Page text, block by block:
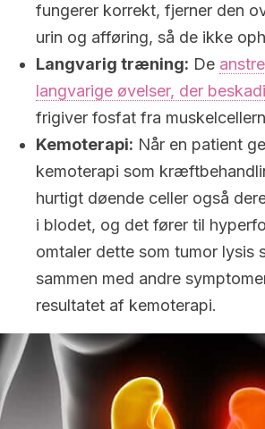
fungerer korrekt, fjerner den
urin og afføring, så de ikke
Langvarig træning: De
langvarige øvelser, der
frigiver fosfat fra
Kemoterapi: Når en patient
kemoterapi som
hurtigt døende celler også
i blodet, og det fører til
omtaler dette som tumor lysis
sammen med andre
resultatet af kemoterapi.